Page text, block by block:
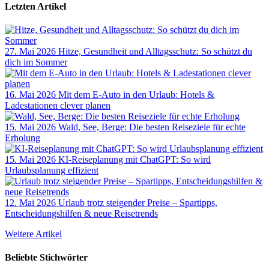
Letzten Artikel
27. Mai 2026 Hitze, Gesundheit und Alltagsschutz: So schützt du
dich im Sommer
16. Mai 2026 Mit dem E-Auto in den Urlaub: Hotels &
Ladestationen clever planen
15. Mai 2026 Wald, See, Berge: Die besten Reiseziele für echte
Erholung
15. Mai 2026 KI-Reiseplanung mit ChatGPT: So wird
Urlaubsplanung effizient
12. Mai 2026 Urlaub trotz steigender Preise – Spartipps,
Entscheidungshilfen & neue Reisetrends
Weitere Artikel
Beliebte Stichwörter